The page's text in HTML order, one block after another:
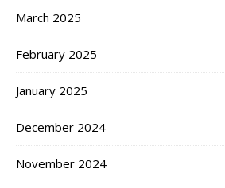
March 2025
February 2025
January 2025
December 2024
November 2024